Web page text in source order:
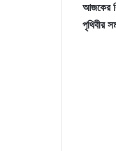
আজকের
পৃথিবীর